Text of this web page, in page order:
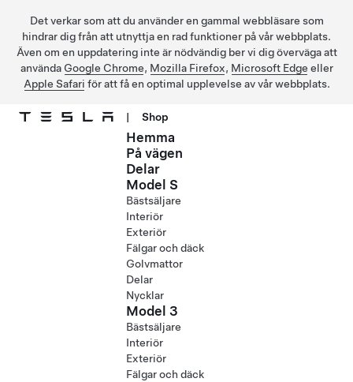
Det verkar som att du använder en gammal webbläsare som
hindrar dig från att utnyttja en rad funktioner på vår webbplats.
Även om en uppdatering inte är nödvändig ber vi dig överväga att
använda Google Chrome, Mozilla Firefox, Microsoft Edge eller
Apple Safari för att få en optimal upplevelse av vår webbplats.
| Shop
Hemma
På vägen
Delar
Model S
Bästsäljare
Interiör
Exteriör
Fälgar och däck
Golvmattor
Delar
Nycklar
Model 3
Bästsäljare
Interiör
Exteriör
Fälgar och däck